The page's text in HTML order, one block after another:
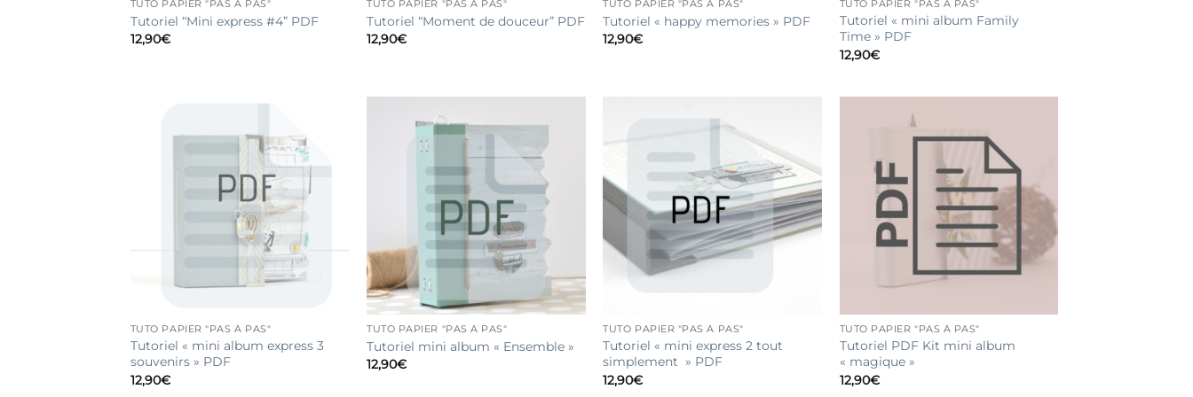
TUTO PAPIER "PAS À PAS"
Tutoriel “Mini express #4” PDF
12,90€
TUTO PAPIER "PAS À PAS"
Tutoriel “Moment de douceur” PDF
12,90€
TUTO PAPIER "PAS À PAS"
Tutoriel « happy memories » PDF
12,90€
TUTO PAPIER "PAS À PAS"
Tutoriel « mini album Family
Time » PDF
12,90€
TUTO PAPIER "PAS À PAS"
Tutoriel « mini album express 3
souvenirs » PDF
12,90€
TUTO PAPIER "PAS À PAS"
Tutoriel mini album « Ensemble »
12,90€
TUTO PAPIER "PAS À PAS"
Tutoriel « mini express 2 tout
simplement » PDF
12,90€
TUTO PAPIER "PAS À PAS"
Tutoriel PDF Kit mini album
« magique »
12,90€